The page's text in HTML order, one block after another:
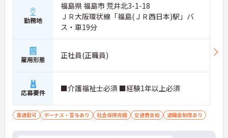
勤務地
福島県 福島市 荒井北3-1-18
ＪＲ大阪環状線「福島(ＪＲ西日本)駅」バ
ス・車19分
雇用形態 正社員(正職員)
応募要件 ■介護福祉士必須 ■経験1年以上必須
車通勤可 ボーナス・賞与あり 社会保険完備 交通費支給 退職金制度あり